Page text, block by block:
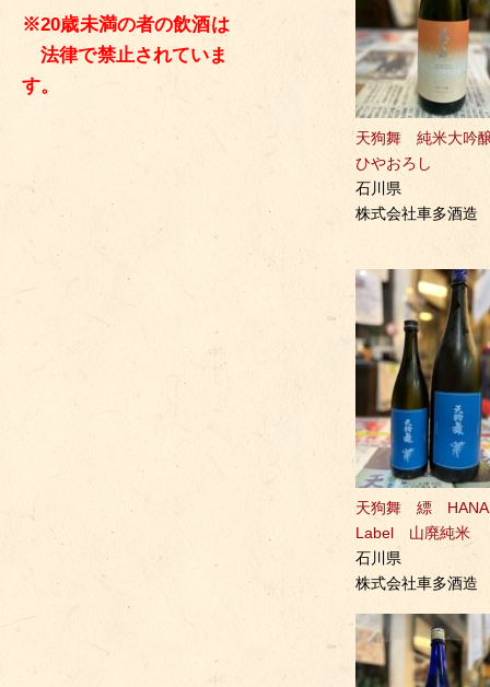
天狗舞 純米大
ひやおろし
石川県
株式会社車多酒造
天狗舞 縹
Label 山廃純米
石川県
株式会社車多酒造
※20歳未満の者の飲酒は
法律で禁止されていま
す。